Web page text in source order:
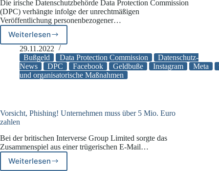
Die irische Datenschutzbehörde Data Protection Commission
(DPC) verhängte infolge der unrechtmäßigen
Veröffentlichung personenbezogener…
Weiterlesen
265
Millionen
Euro
Bußgeld
für
29.11.2022
Bußgeld
Data Protection Commission
Datenschutz-
News
DPC Facebook Geldbuße Instagram Meta
und organisatorische Maßnahmen
Vorsicht, Phishing! Unternehmen muss über 5 Mio. Euro
zahlen
Bei der britischen Interverse Group Limited sorgte das
Zusammenspiel aus einer trügerischen E-Mail…
Weiterlesen
Vorsicht,